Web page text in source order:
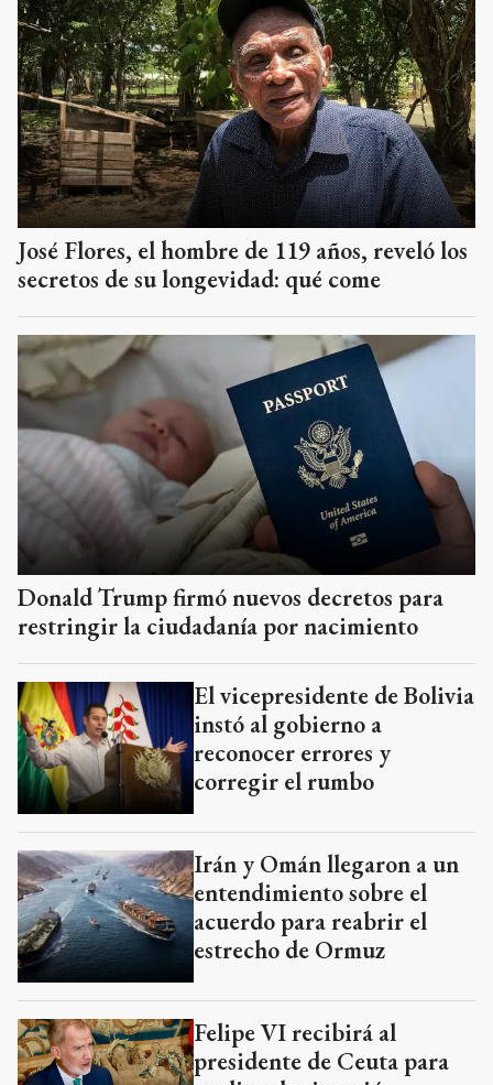
José Flores, el hombre de 119 años, reveló los
secretos de su longevidad: qué come
Donald Trump firmó nuevos decretos para
restringir la ciudadanía por nacimiento
El vicepresidente de Bolivia
instó al gobierno a
reconocer errores y
corregir el rumbo
Irán y Omán llegaron a un
entendimiento sobre el
acuerdo para reabrir el
estrecho de Ormuz
Felipe VI recibirá al
presidente de Ceuta para